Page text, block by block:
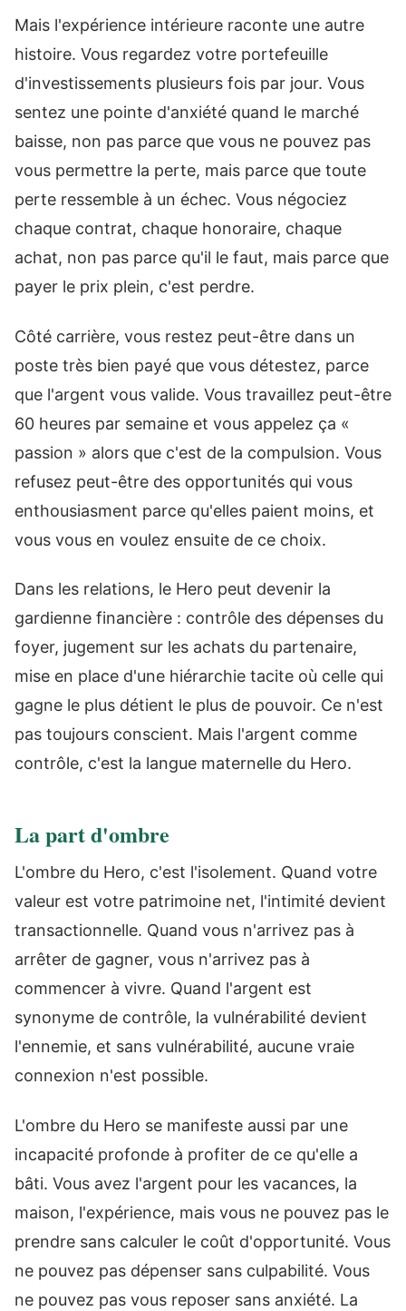
Mais l'expérience intérieure raconte une autre
histoire. Vous regardez votre portefeuille
d'investissements plusieurs fois par jour. Vous
sentez une pointe d'anxiété quand le marché
baisse, non pas parce que vous ne pouvez pas
vous permettre la perte, mais parce que toute
perte ressemble à un échec. Vous négociez
chaque contrat, chaque honoraire, chaque
achat, non pas parce qu'il le faut, mais parce que
payer le prix plein, c'est perdre.
Côté carrière, vous restez peut-être dans un
poste très bien payé que vous détestez, parce
que l'argent vous valide. Vous travaillez peut-être
60 heures par semaine et vous appelez ça «
passion » alors que c'est de la compulsion. Vous
refusez peut-être des opportunités qui vous
enthousiasment parce qu'elles paient moins, et
vous vous en voulez ensuite de ce choix.
Dans les relations, le Hero peut devenir la
gardienne financière : contrôle des dépenses du
foyer, jugement sur les achats du partenaire,
mise en place d'une hiérarchie tacite où celle qui
gagne le plus détient le plus de pouvoir. Ce n'est
pas toujours conscient. Mais l'argent comme
contrôle, c'est la langue maternelle du Hero.
La part d'ombre
L'ombre du Hero, c'est l'isolement. Quand votre
valeur est votre patrimoine net, l'intimité devient
transactionnelle. Quand vous n'arrivez pas à
arrêter de gagner, vous n'arrivez pas à
commencer à vivre. Quand l'argent est
synonyme de contrôle, la vulnérabilité devient
l'ennemie, et sans vulnérabilité, aucune vraie
connexion n'est possible.
L'ombre du Hero se manifeste aussi par une
incapacité profonde à profiter de ce qu'elle a
bâti. Vous avez l'argent pour les vacances, la
maison, l'expérience, mais vous ne pouvez pas le
prendre sans calculer le coût d'opportunité. Vous
ne pouvez pas dépenser sans culpabilité. Vous
ne pouvez pas vous reposer sans anxiété. La